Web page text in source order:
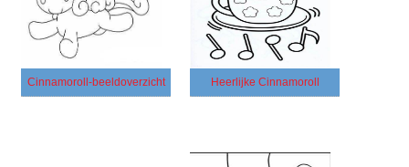
Cinnamoroll-beeldoverzicht Heerlijke Cinnamoroll